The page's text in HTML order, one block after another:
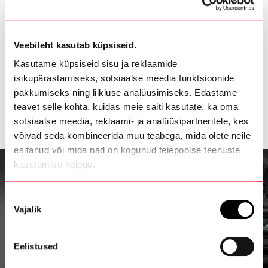
Veebileht kasutab küpsiseid.
Kasutame küpsiseid sisu ja reklaamide
isikupärastamiseks, sotsiaalse meedia funktsioonide
pakkumiseks ning liikluse analüüsimiseks. Edastame
teavet selle kohta, kuidas meie saiti kasutate, ka oma
sotsiaalse meedia, reklaami- ja analüüsipartneritele, kes
võivad seda kombineerida muu teabega, mida olete neile
esitanud või mida nad on kogunud teiepoolse teenuste
kasutamise käigus.
valik
Vajalik
Eelistused
püüab kinni mikroskoopilised osakesed, nagu
piduritolm, viirused ja bakterid, parandades
sinu Audi salongiõhu kvaliteeti.
Salongifilter